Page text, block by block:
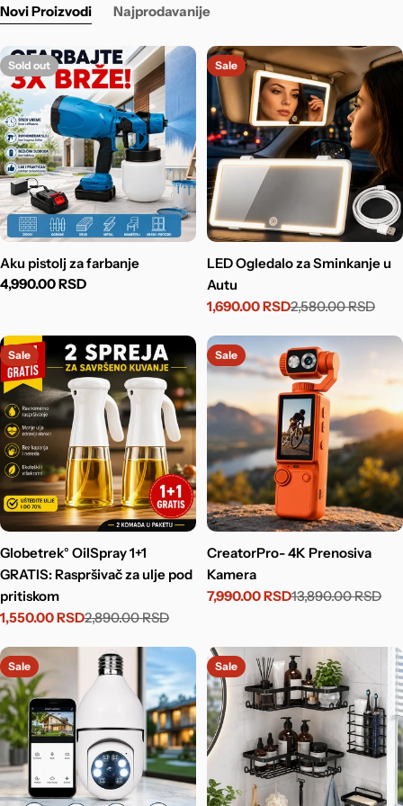
Novi Proizvodi
Najprodavanije
Sold out
Aku pistolj za farbanje
Regular
4,990.00 RSD
Sale
LED Ogledalo za Sminkanje u
Autu
Sale
1,690.00 RSD
Regular
2,580.00 RSD
Sale
Globetrek° OilSpray 1+1
GRATIS: Raspršivač za ulje pod
pritiskom
Sale
1,550.00 RSD
Regular
2,890.00 RSD
Sale
CreatorPro- 4K Prenosiva
Kamera
Sale
7,990.00 RSD
Regular
13,890.00 RSD
Sale Sale